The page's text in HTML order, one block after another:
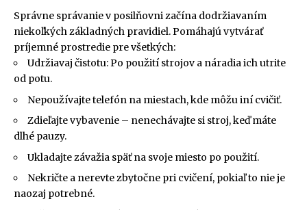
Správne správanie v posilňovni začína dodržiavaním
niekoľkých základných pravidiel. Pomáhajú vytvárať
príjemné prostredie pre všetkých:
Udržiavaj čistotu: Po použití strojov a náradia ich utrite
od potu.
Nepoužívajte telefón na miestach, kde môžu iní cvičiť.
Zdieľajte vybavenie – nenechávajte si stroj, keď máte
dlhé pauzy.
Ukladajte závažia späť na svoje miesto po použití.
Nekričte a nerevte zbytočne pri cvičení, pokiaľ to nie je
naozaj potrebné.